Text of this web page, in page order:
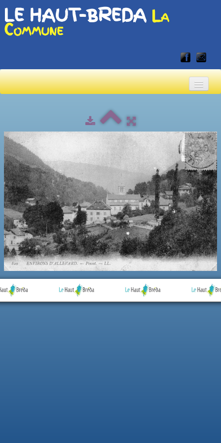
LE HAUT-BREDALa
Commune
Accueil touristique
Vivre en Haut-Bréda
▼
Albums▼